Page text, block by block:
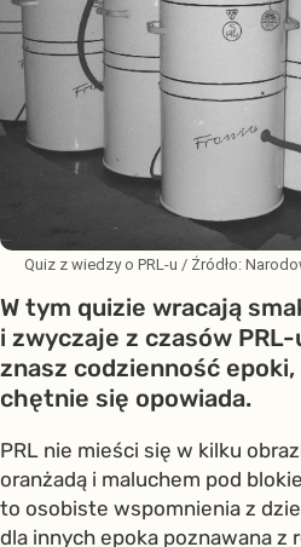
Quiz z wiedzy o PRL-u / Źródło:
W tym quizie wracają
i zwyczaje z czasów
znasz codzienność
chętnie się opowiada.
PRL nie mieści się w kilku
oranżadą i maluchem pod
to osobiste wspomnienia z
dla innych epoka poznawana z